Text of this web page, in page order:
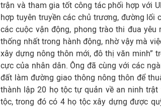
trận và tham gia tốt công tác phối hợp với
hợp tuyên truyền các chủ trương, đường lối
các cuộc vận động, phong trào thi đua
thống nhất trong hành động, nhờ vậy mà
xây dựng nông thôn mới, đô thị văn minh”
cực của nhân dân. Ông đã cùng với các
đất làm đường giao thông nông thôn để
thành lập 20 họ tộc tự quản về an ninh
tộc, trong đó có 4 họ tộc xây dựng được